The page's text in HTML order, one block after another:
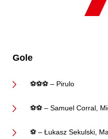
Gole
⚽⚽⚽ – Pirulo
⚽⚽ – Samuel Corral,
⚽ – Łukasz Sekulski,